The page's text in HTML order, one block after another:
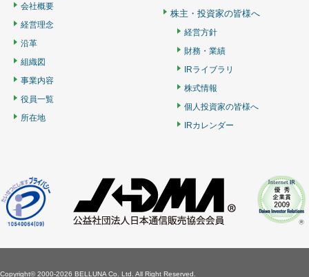
会社概要
経営理念
沿革
組織図
事業内容
役員一覧
所在地
株主・投資家の皆様へ
経営方針
財務・業績
IRライブラリ
株式情報
個人投資家の皆様へ
IRカレンダー
Copyright©2000-2026 BELLUNA Co. Ltd. All Right Reserved.